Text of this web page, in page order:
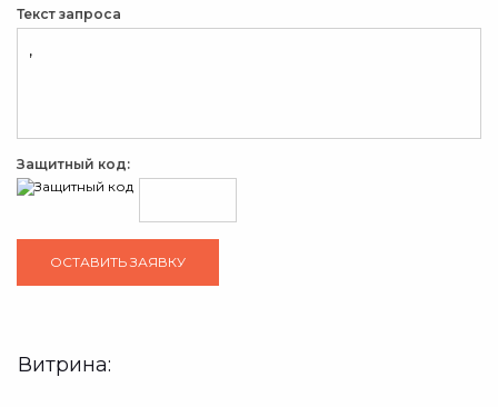
Текст запроса
Защитный код:
Витрина: